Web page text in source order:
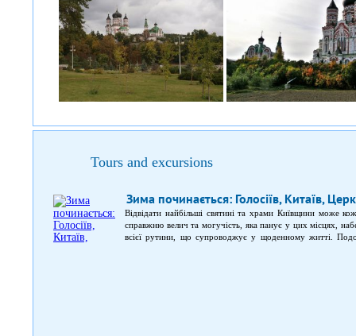
Tours and excursions
Зима починається: Голосіїв, Китаїв,
Відвідати найбільші святині та храми Київщини може
справжню велич та могучість, яка панує у цих місцях,
всієї рутини, що супроводжує у щоденному житті.